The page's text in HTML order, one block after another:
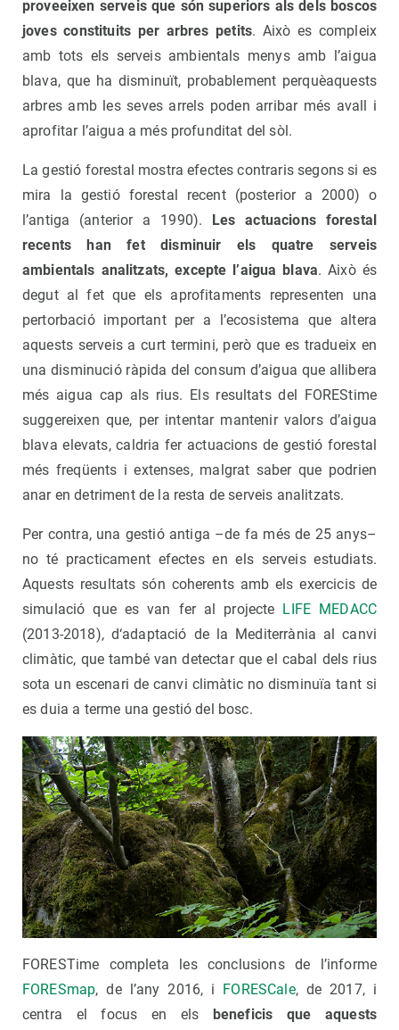
proveeixen serveis que són superiors als dels boscos
joves constituits per arbres petits. Això es compleix
amb tots els serveis ambientals menys amb l’aigua
blava, que ha disminuït, probablement perquèaquests
arbres amb les seves arrels poden arribar més avall i
aprofitar l’aigua a més profunditat del sòl.
La gestió forestal mostra efectes contraris segons si es
mira la gestió forestal recent (posterior a 2000) o
l’antiga (anterior a 1990). Les actuacions forestal
recents han fet disminuir els quatre serveis
ambientals analitzats, excepte l’aigua blava. Això és
degut al fet que els aprofitaments representen una
pertorbació important per a l’ecosistema que altera
aquests serveis a curt termini, però que es tradueix en
una disminució ràpida del consum d’aigua que allibera
més aigua cap als rius. Els resultats del FOREStime
suggereixen que, per intentar mantenir valors d’aigua
blava elevats, caldria fer actuacions de gestió forestal
més freqüents i extenses, malgrat saber que podrien
anar en detriment de la resta de serveis analitzats.
Per contra, una gestió antiga ­­­–de fa més de 25 anys–
no té practicament efectes en els serveis estudiats.
Aquests resultats són coherents amb els exercicis de
simulació que es van fer al projecte LIFE MEDACC
(2013-2018), d‘adaptació de la Mediterrània al canvi
climàtic, que també van detectar que el cabal dels rius
sota un escenari de canvi climàtic no disminuïa tant si
es duia a terme una gestió del bosc.
FORESTime completa les conclusions de l’informe
FORESmap, de l’any 2016, i FORESCale, de 2017, i
centra el focus en els
beneficis que aquests